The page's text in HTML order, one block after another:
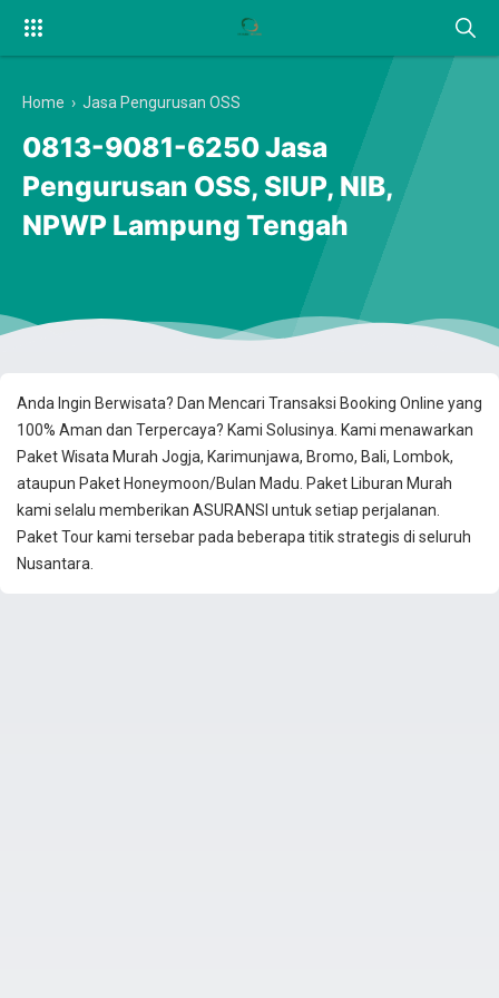
Anda Ingin Berwisata? Dan Mencari Transaksi Booking Online yang
100% Aman dan Terpercaya? Kami Solusinya. Kami menawarkan
Paket Wisata Murah Jogja, Karimunjawa, Bromo, Bali, Lombok,
ataupun Paket Honeymoon/Bulan Madu. Paket Liburan Murah
kami selalu memberikan ASURANSI untuk setiap perjalanan.
Paket Tour kami tersebar pada beberapa titik strategis di seluruh
Nusantara.
Home › Jasa Pengurusan OSS
0813-9081-6250 Jasa
Pengurusan OSS, SIUP, NIB,
NPWP Lampung Tengah